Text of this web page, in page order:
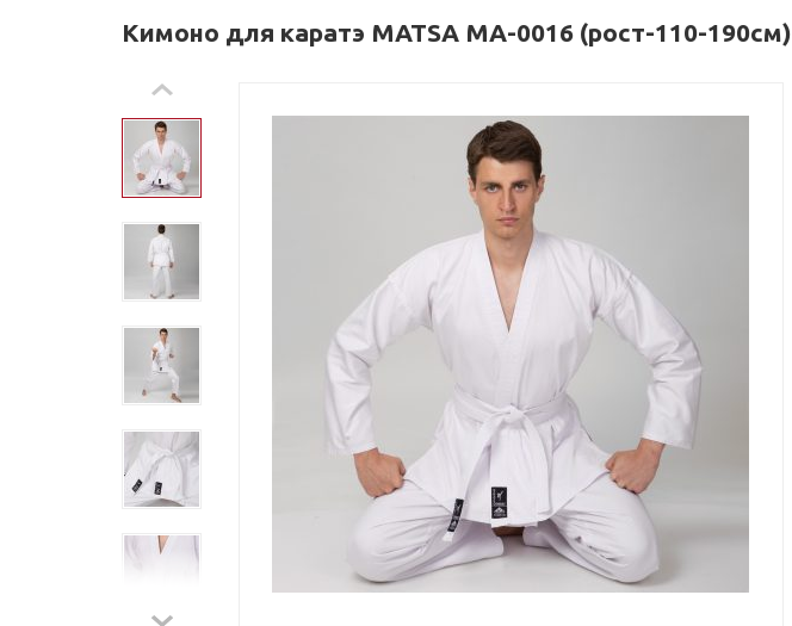
Кимоно для каратэ MATSA MA-0016 (рост-110-190см)